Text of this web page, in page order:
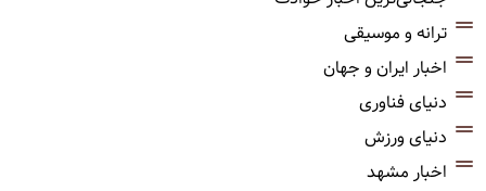
ترانه و موسیقی
اخبار ایران و جهان
دنیای فناوری
دنیای ورزش
اخبار مشهد